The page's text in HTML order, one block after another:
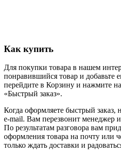
Как купить
Для покупки товара в нашем
понравившийся товар и добавьте
перейдите в Корзину и нажмите
«Быстрый заказ».
Когда оформляете быстрый
e-mail. Вам перезвонит менеджер и
По результатам разговора вам
оформления товара на почту или
только ждать доставки и